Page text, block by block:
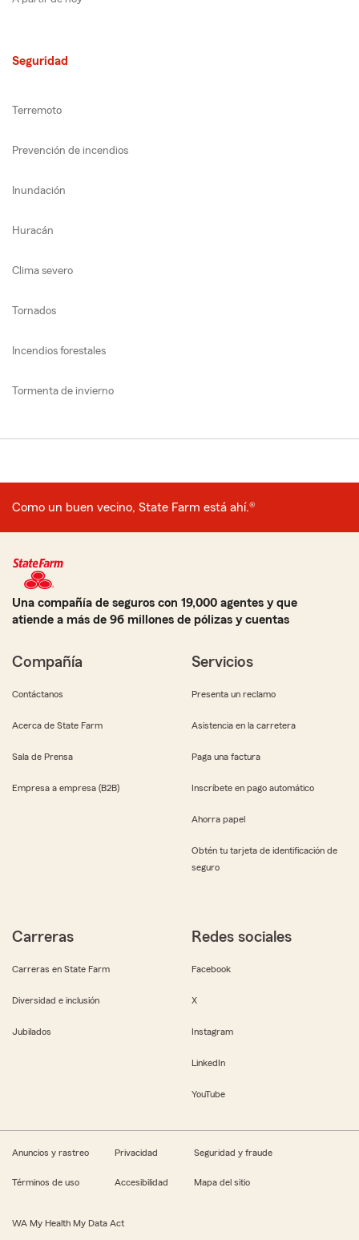
Seguridad
Terremoto
Prevención de incendios
Inundación
Huracán
Clima severo
Tornados
Incendios forestales
Tormenta de invierno
Como un buen vecino, State Farm está ahí.®
Una compañía de seguros con 19,000 agentes y que
atiende a más de 96 millones de pólizas y cuentas
Compañía
Contáctanos
Acerca de State Farm
Sala de Prensa
Empresa a empresa (B2B)
Servicios
Presenta un reclamo
Asistencia en la carretera
Paga una factura
Inscríbete en pago automático
Ahorra papel
Obtén tu tarjeta de identificación de
seguro
Carreras
Carreras en State Farm
Diversidad e inclusión
Jubilados
Redes sociales
Facebook
X
Instagram
LinkedIn
YouTube
Anuncios y rastreo Privacidad Seguridad y fraude
Términos de uso Accesibilidad Mapa del sitio
WA My Health My Data Act